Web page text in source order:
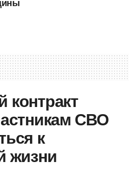
СВО
к
жизни